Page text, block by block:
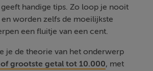
geeft handige tips. Zo loop je nooit
en worden zelfs de moeilijkste
een fluitje van een cent.
je de theorie van het onderwerp
grootste getal tot 10.000, met